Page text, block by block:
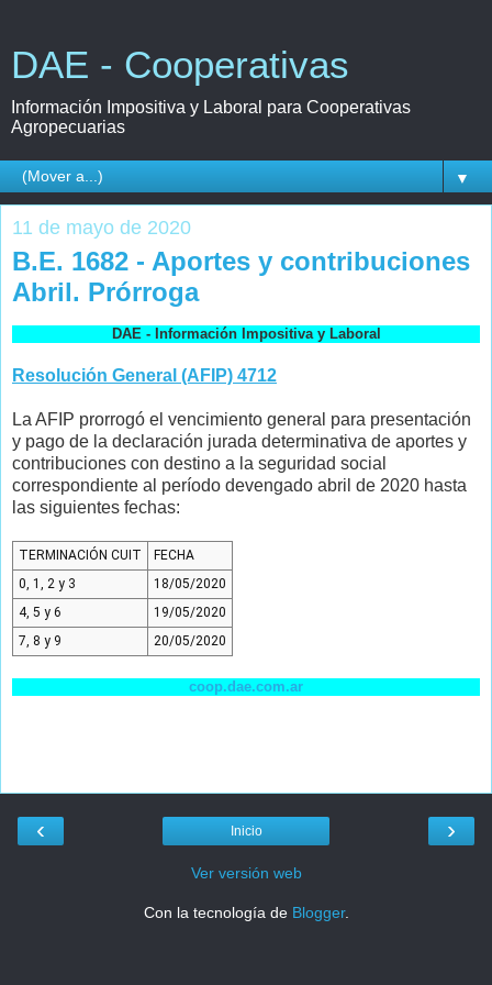
DAE - Cooperativas
Información Impositiva y Laboral para Cooperativas
Agropecuarias
▼
11 de mayo de 2020
B.E. 1682 - Aportes y contribuciones
Abril. Prórroga
DAE - Información Impositiva y Laboral
Resolución General (AFIP) 4712
La AFIP prorrogó el vencimiento general para presentación
y pago de la declaración jurada determinativa de aportes y
contribuciones con destino a la seguridad social
correspondiente al período devengado abril de 2020 hasta
las siguientes fechas:
TERMINACIÓN CUIT
FECHA
0, 1, 2 y 3
18/05/2020
4, 5 y 6
19/05/2020
7, 8 y 9
20/05/2020
coop.dae.com.ar
‹ ›
Inicio
Ver versión web
Con la tecnología de Blogger.